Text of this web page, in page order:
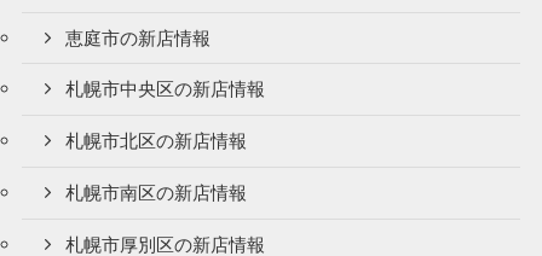
恵庭市の新店情報
札幌市中央区の新店情報
札幌市北区の新店情報
札幌市南区の新店情報
札幌市厚別区の新店情報